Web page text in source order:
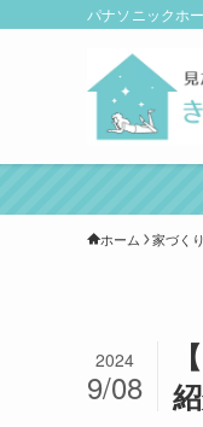
パナソニックホ
ホーム 家づくり
2024
9/08